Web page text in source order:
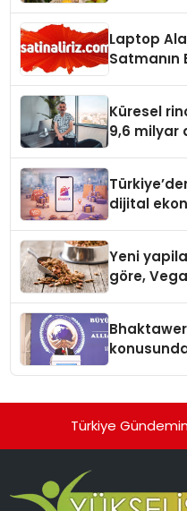
Laptop
Satmanın
Küresel
9,6 milyar
dijital
Yeni
göre,
Türkiye